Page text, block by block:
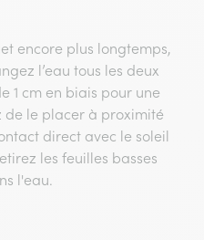
encore plus longtemps,
l’eau tous les deux
1 cm en biais pour une
de le placer à proximité
direct avec le soleil
les feuilles basses
l'eau.